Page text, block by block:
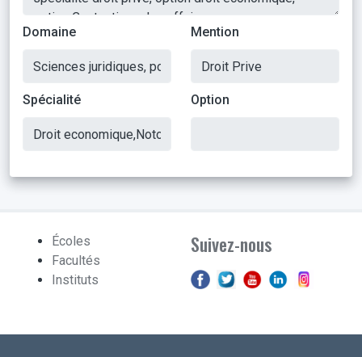
Domaine Mention
Spécialité Option
Écoles
Facultés
Instituts
Suivez-nous